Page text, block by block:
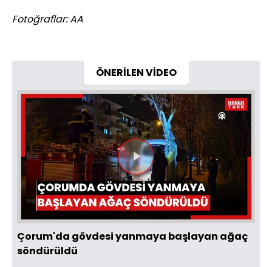
Fotoğraflar: AA
ÖNERİLEN VİDEO
Videoyu
Oynat
Çorum'da gövdesi yanmaya başlayan ağaç
söndürüldü